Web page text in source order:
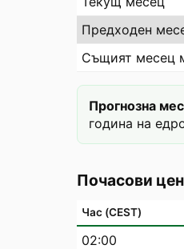
Предходен
Същият месец
Прогнозна
година на
Почасови
Час (CEST)
02:00